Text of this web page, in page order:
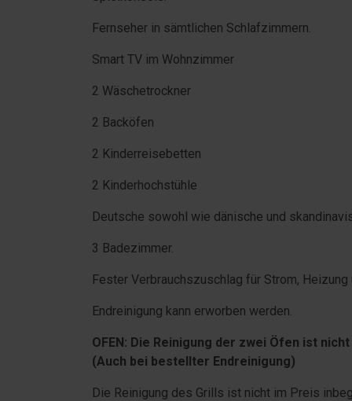
Fernseher in sämtlichen Schlafzimmern.
Smart TV im Wohnzimmer
2 Wäschetrockner
2 Backöfen
2 Kinderreisebetten
2 Kinderhochstühle
Deutsche sowohl wie dänische und
3 Badezimmer.
Fester Verbrauchszuschlag für Strom, Heizung
Endreinigung kann erworben werden.
OFEN: Die Reinigung der zwei Öfen ist
(Auch bei bestellter Endreinigung)
Die Reinigung des Grills ist nicht im Preis